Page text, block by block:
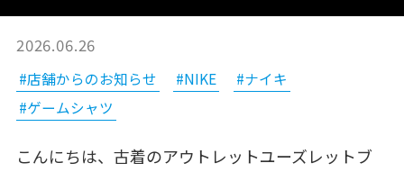
2026.06.26
#店舗からのお知らせ #NIKE
#ナイキ
#ゲームシャツ
こんにちは、古着のアウトレットユーズレットブ